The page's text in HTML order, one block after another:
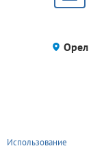
Орел
Использование